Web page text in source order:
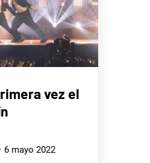
vez el
6 mayo 2022